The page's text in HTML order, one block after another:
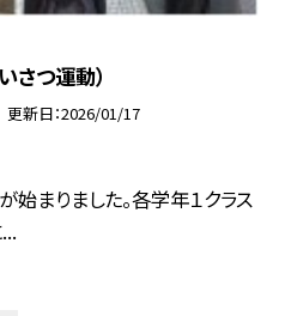
さつ運動）
更新日 2026/01/17
まりました。各学年１クラス